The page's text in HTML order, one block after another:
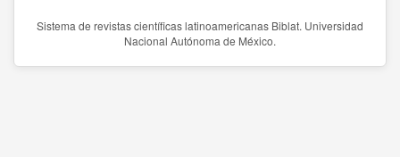
Sistema de revistas científicas latinoamericanas Biblat. Universidad
Nacional Autónoma de México.